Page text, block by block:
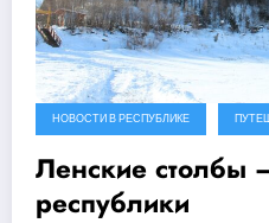
НОВОСТИ В РЕСПУБЛИКЕ
Ленские столбы
республики